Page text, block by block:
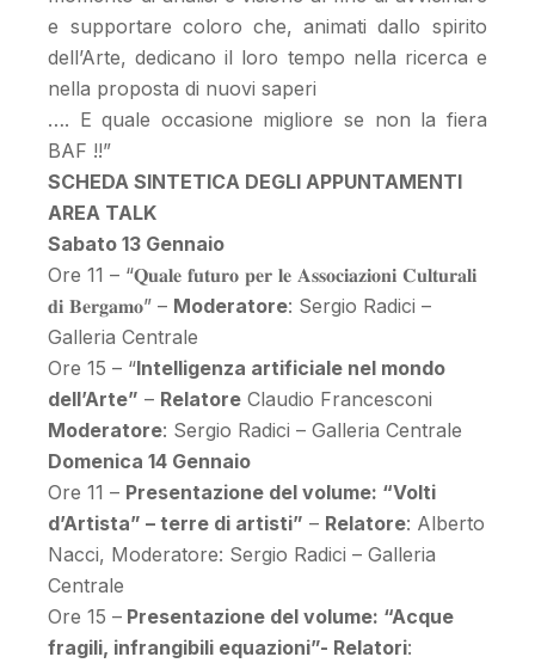
e supportare coloro che, animati dallo spirito
dell’Arte, dedicano il loro tempo nella ricerca e
nella proposta di nuovi saperi
…. E quale occasione migliore se non la fiera
BAF !!”
SCHEDA SINTETICA DEGLI APPUNTAMENTI
AREA TALK
Sabato 13 Gennaio
Ore 11 – “𝐐𝐮𝐚𝐥𝐞 𝐟𝐮𝐭𝐮𝐫𝐨 𝐩𝐞𝐫 𝐥𝐞 𝐀𝐬𝐬𝐨𝐜𝐢𝐚𝐳𝐢𝐨𝐧𝐢 𝐂𝐮𝐥𝐭𝐮𝐫𝐚𝐥𝐢
𝐝𝐢 𝐁𝐞𝐫𝐠𝐚𝐦𝐨” – Moderatore: Sergio Radici –
Galleria Centrale
Ore 15 – “Intelligenza artificiale nel mondo
dell’Arte” – Relatore Claudio Francesconi
Moderatore: Sergio Radici – Galleria Centrale
Domenica 14 Gennaio
Ore 11 – Presentazione del volume: “Volti
d’Artista” – terre di artisti” – Relatore: Alberto
Nacci, Moderatore: Sergio Radici – Galleria
Centrale
Ore 15 – Presentazione del volume: “Acque
fragili, infrangibili equazioni”- Relatori: